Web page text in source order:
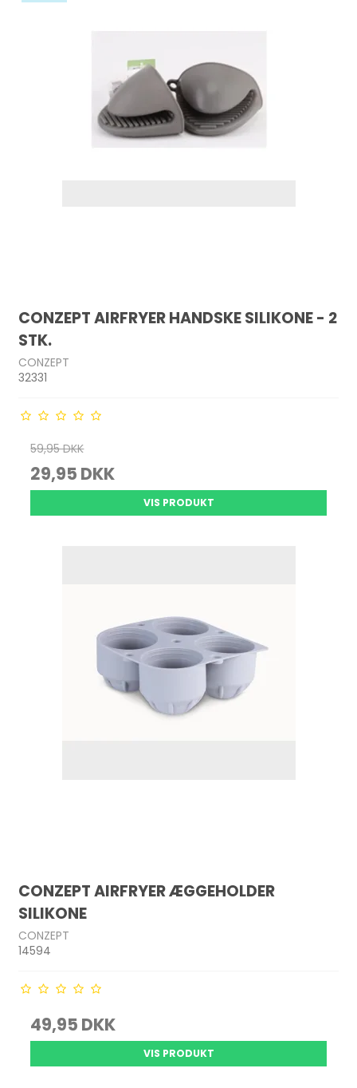
CONZEPT AIRFRYER HANDSKE SILIKONE - 2
STK.
CONZEPT
32331
59,95 DKK
29,95 DKK
VIS PRODUKT
CONZEPT AIRFRYER ÆGGEHOLDER
SILIKONE
CONZEPT
14594
49,95 DKK
VIS PRODUKT